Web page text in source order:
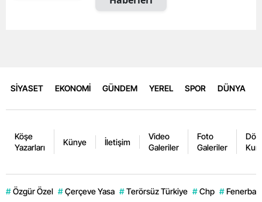
SİYASET EKONOMİ GÜNDEM YEREL SPOR DÜNYA
Köşe
Yazarları
Künye İletişim
Video
Galeriler
Foto
Galeriler
# Özgür Özel # Çerçeve Yasa # Terörsüz Türkiye # Chp #